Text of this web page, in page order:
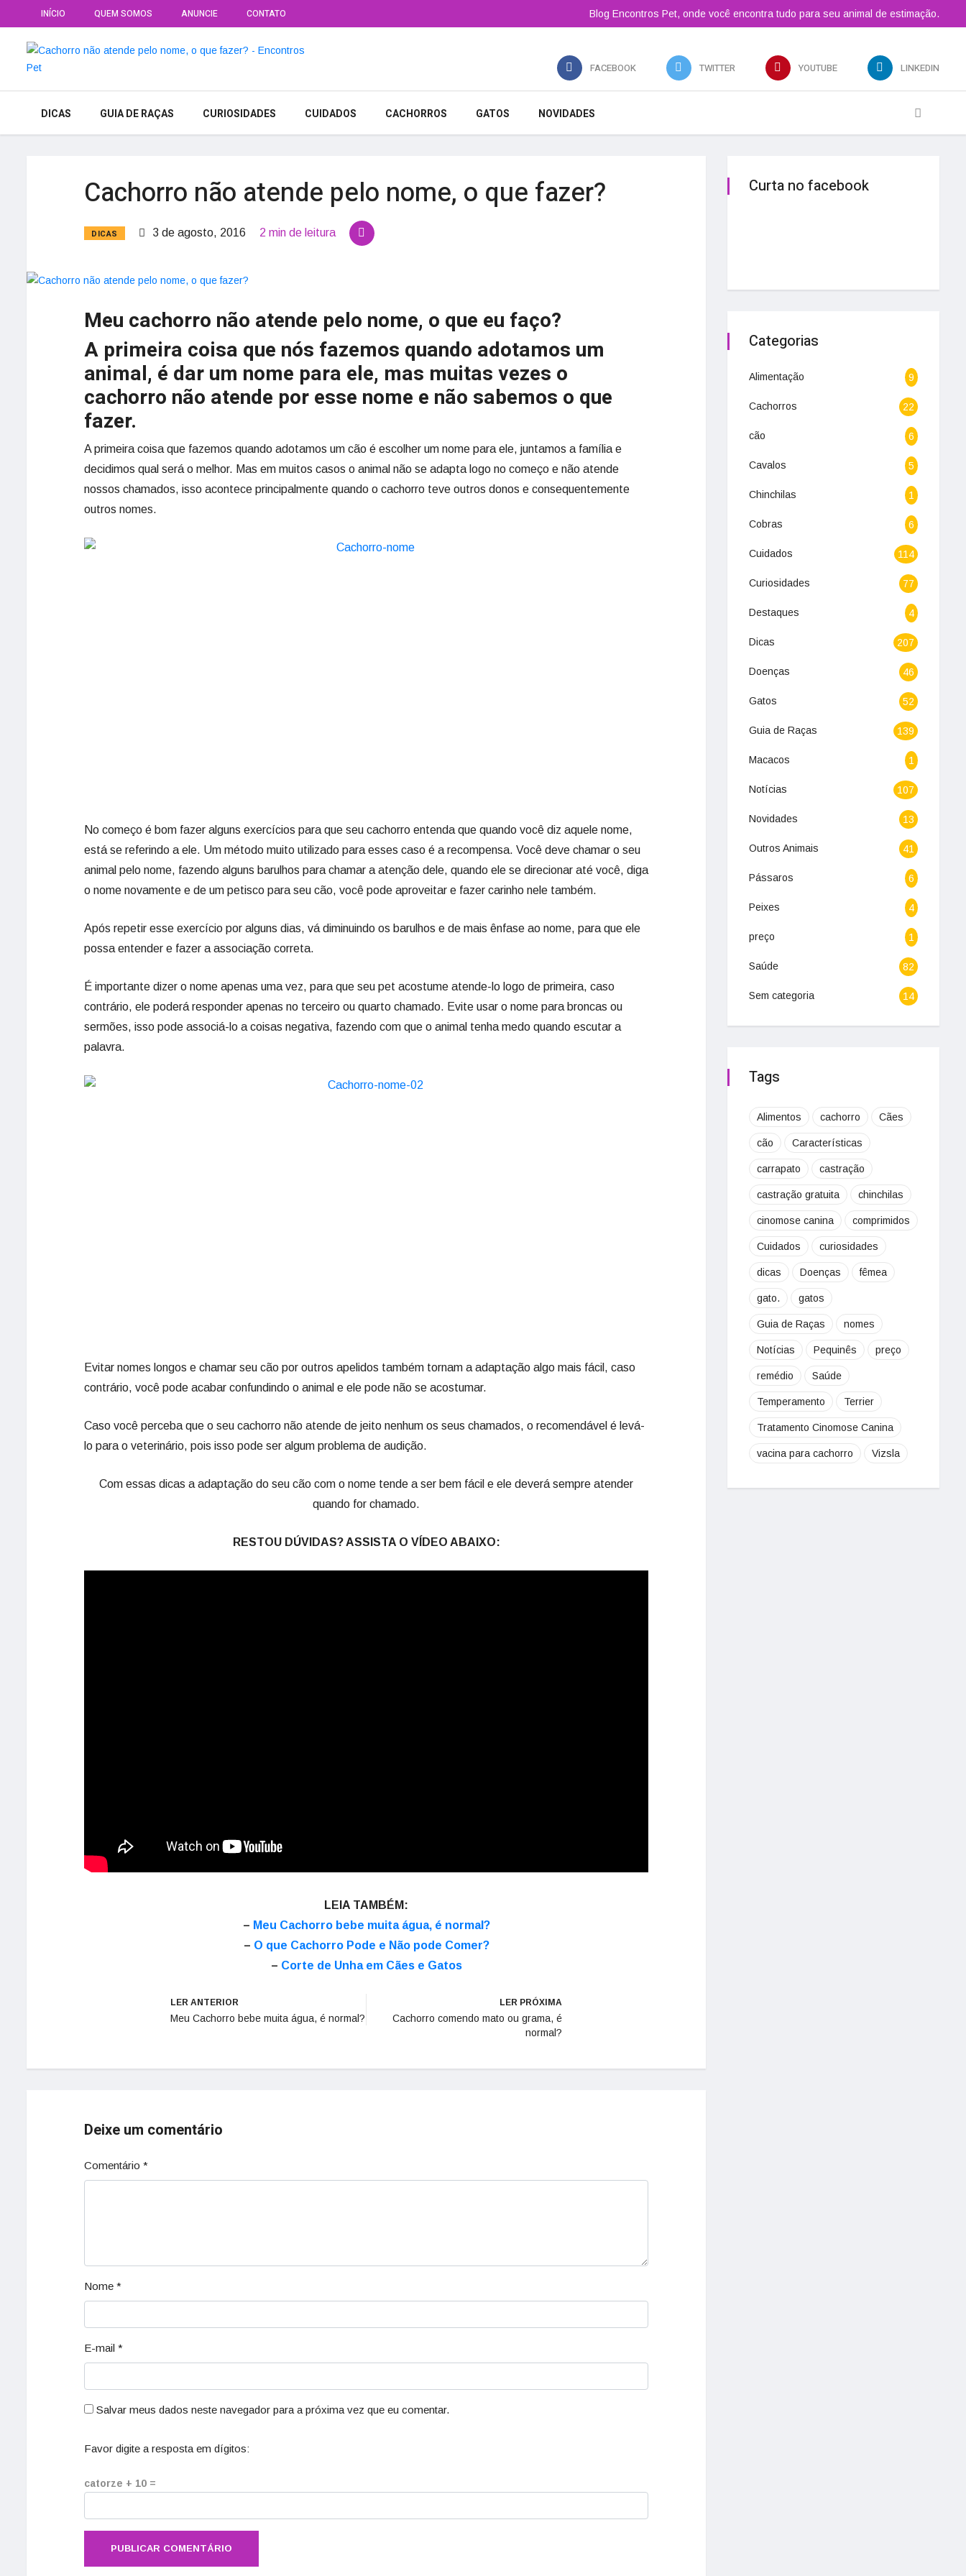
INÍCIO QUEM SOMOS ANUNCIE CONTATO Blog Encontros Pet, onde você encontra tudo para seu animal de estimação.
FACEBOOK TWITTER YOUTUBE LINKEDIN
DICAS GUIA DE RAÇAS CURIOSIDADES CUIDADOS CACHORROS GATOS NOVIDADES
Cachorro não atende pelo nome, o que fazer?
DICAS 3 de agosto, 2016 2 min de leitura
Meu cachorro não atende pelo nome, o que eu faço?
A primeira coisa que nós fazemos quando adotamos um
animal, é dar um nome para ele, mas muitas vezes o
cachorro não atende por esse nome e não sabemos o que
fazer.
A primeira coisa que fazemos quando adotamos um cão é escolher um nome para ele, juntamos a família e
decidimos qual será o melhor. Mas em muitos casos o animal não se adapta logo no começo e não atende
nossos chamados, isso acontece principalmente quando o cachorro teve outros donos e consequentemente
outros nomes.
No começo é bom fazer alguns exercícios para que seu cachorro entenda que quando você diz aquele nome,
está se referindo a ele. Um método muito utilizado para esses caso é a recompensa. Você deve chamar o seu
animal pelo nome, fazendo alguns barulhos para chamar a atenção dele, quando ele se direcionar até você, diga
o nome novamente e de um petisco para seu cão, você pode aproveitar e fazer carinho nele também.
Após repetir esse exercício por alguns dias, vá diminuindo os barulhos e de mais ênfase ao nome, para que ele
possa entender e fazer a associação correta.
É importante dizer o nome apenas uma vez, para que seu pet acostume atende-lo logo de primeira, caso
contrário, ele poderá responder apenas no terceiro ou quarto chamado. Evite usar o nome para broncas ou
sermões, isso pode associá-lo a coisas negativa, fazendo com que o animal tenha medo quando escutar a
palavra.
Evitar nomes longos e chamar seu cão por outros apelidos também tornam a adaptação algo mais fácil, caso
contrário, você pode acabar confundindo o animal e ele pode não se acostumar.
Caso você perceba que o seu cachorro não atende de jeito nenhum os seus chamados, o recomendável é levá-
lo para o veterinário, pois isso pode ser algum problema de audição.
Com essas dicas a adaptação do seu cão com o nome tende a ser bem fácil e ele deverá sempre atender
quando for chamado.
RESTOU DÚVIDAS? ASSISTA O VÍDEO ABAIXO:
LEIA TAMBÉM:
– Meu Cachorro bebe muita água, é normal?
– O que Cachorro Pode e Não pode Comer?
– Corte de Unha em Cães e Gatos
LER ANTERIOR
Meu Cachorro bebe muita água, é normal?
LER PRÓXIMA
Cachorro comendo mato ou grama, é
normal?
Deixe um comentário
Comentário *
Nome *
E-mail *
Salvar meus dados neste navegador para a próxima vez que eu comentar.
Favor digite a resposta em dígitos:
catorze + 10 =
Curta no facebook
Categorias
Alimentação 9
Cachorros 22
cão 6
Cavalos 5
Chinchilas 1
Cobras 6
Cuidados 114
Curiosidades 77
Destaques 4
Dicas 207
Doenças 46
Gatos 52
Guia de Raças 139
Macacos 1
Notícias 107
Novidades 13
Outros Animais 41
Pássaros 6
Peixes 4
preço 1
Saúde 82
Sem categoria 14
Tags
Alimentos cachorro Cães
cão Características
carrapato castração
castração gratuita chinchilas
cinomose canina comprimidos
Cuidados curiosidades
dicas Doenças fêmea
gato. gatos
Guia de Raças nomes
Notícias Pequinês preço
remédio Saúde
Temperamento Terrier
Tratamento Cinomose Canina
vacina para cachorro Vizsla